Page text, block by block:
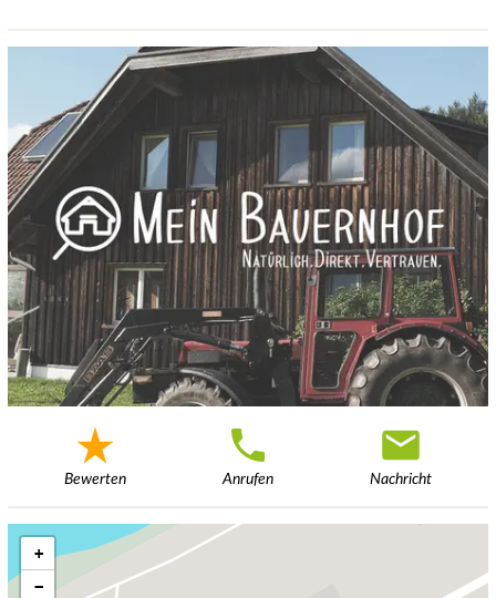
Bewerten Anrufen Nachricht
+
−